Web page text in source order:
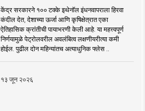
केंद्र सरकारने १०० टक्के इथेनॉल इंधनवापराला हिरवा
कंदील देत, देशाच्या ऊर्जा आणि कृषिक्षेत्रात एका
ऐतिहासिक क्रांतीची पायाभरणी केली आहे. या महत्त्वपूर्ण
निर्णयामुळे पेट्रोलवरील अवलंबित्व लक्षणीयरीत्या कमी
होईल. पुढील दोन महिन्यांतच अत्याधुनिक फ्लेस ..
१३ जून २०२६